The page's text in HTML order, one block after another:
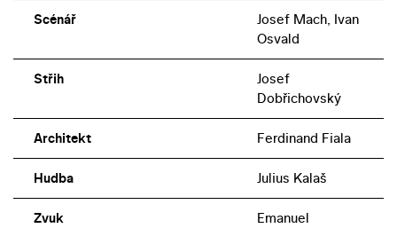
Scénář
Josef Mach, Ivan
Osvald
Střih
Josef
Dobřichovský
Architekt Ferdinand Fiala
Hudba Julius Kalaš
Zvuk Emanuel